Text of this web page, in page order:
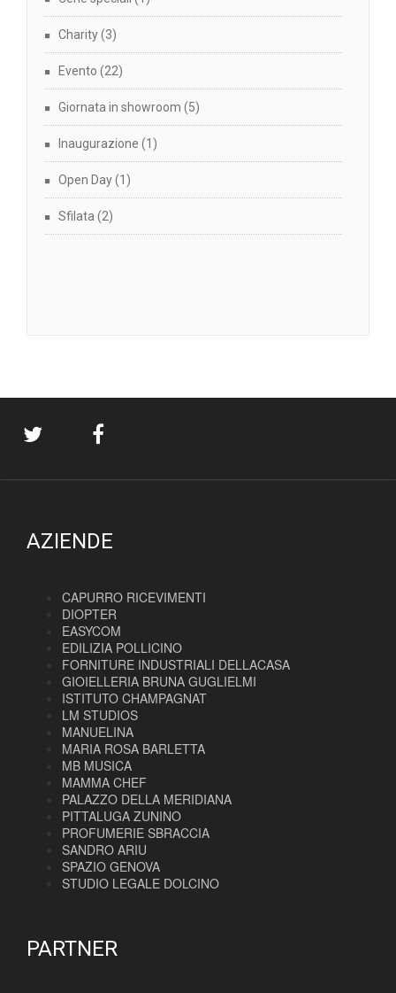
Charity(3)
Evento (22)
Giornata in showroom (5)
Inaugurazione (1)
Open Day(1)
Sfilata (2)
AZIENDE
CAPURRO RICEVIMENTI
DIOPTER
EASYCOM
EDILIZIA POLLICINO
FORNITURE INDUSTRIALI DELLACASA
GIOIELLERIA BRUNA GUGLIELMI
ISTITUTO CHAMPAGNAT
LM STUDIOS
MANUELINA
MARIA ROSA BARLETTA
MB MUSICA
MAMMA CHEF
PALAZZO DELLA MERIDIANA
PITTALUGA ZUNINO
PROFUMERIE SBRACCIA
SANDRO ARIU
SPAZIO GENOVA
STUDIO LEGALE DOLCINO
PARTNER